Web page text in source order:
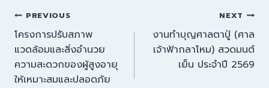
PREVIOUS
โครงการปรับสภาพ
แวดล้อมและสิ่งอำนวย
ความสะดวกของผู้สูงอายุ
ให้เหมาะสมและปลอดภัย
NEXT
งานทำบุญศาลตาปู่ (ศาล
เจ้าฟ้ากลาโหม) สวดมนต์
เย็น ประจำปี 2569